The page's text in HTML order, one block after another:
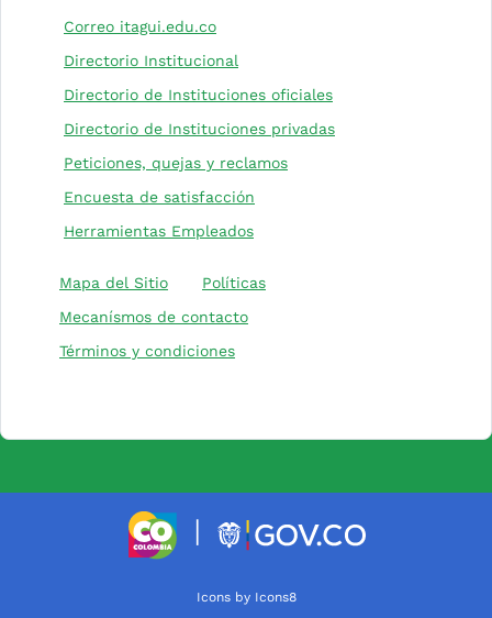
Correo itagui.edu.co(Este enlace abrirá una nueva
Directorio Institucional
Directorio de Instituciones oficiales(Este enlace abrirá
Directorio de Instituciones privadas(Este enlace abrirá
Peticiones, quejas y reclamos(Este enlace abrirá una
Encuesta de satisfacción
Herramientas Empleados
Mapa del Sitio Políticas(Este enlace abrirá una
Mecanísmos de contacto
Términos y condiciones
(Este enlace abrirá una nueva
|
Icons by Icons8(Este enlace abrirá una nueva